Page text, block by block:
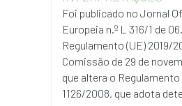
Foi publicado no Jornal
Europeia n.º L 316/1 de
Regulamento (UE) 2019/
Comissão de 29 de
que altera o Regulamento
1126/2008, que adota